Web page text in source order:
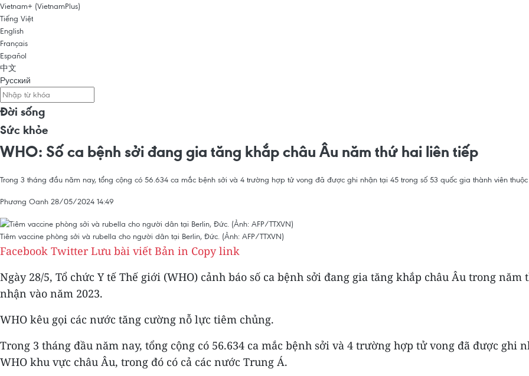
Vietnam+ (VietnamPlus)
Tiếng Việt
English
Français
Español
中文
Русский
Đời sống
Sức khỏe
WHO: Số ca bệnh sởi đang gia tăng khắp châu Âu năm thứ hai liên tiếp
Trong 3 tháng đầu năm nay, tổng cộng có 56.634 ca mắc bệnh sởi và 4 trường hợp tử vong đã được ghi nhận tại 45 trong số 53 quốc gia thành viên
Phương Oanh 28/05/2024 14:49
Tiêm vaccine phòng sởi và rubella cho người dân tại Berlin, Đức. (Ảnh: AFP/TTXVN)
Facebook Twitter Lưu bài viết Bản in Copy link
Ngày 28/5, Tổ chức Y tế Thế giới (WHO) cảnh báo số ca bệnh sởi đang gia tăng khắp châu Âu trong
nhận vào năm 2023.
WHO kêu gọi các nước tăng cường nỗ lực tiêm chủng.
Trong 3 tháng đầu năm nay, tổng cộng có 56.634 ca mắc bệnh sởi và 4 trường hợp tử vong đã được ghi
WHO khu vực châu Âu, trong đó có cả các nước Trung Á.